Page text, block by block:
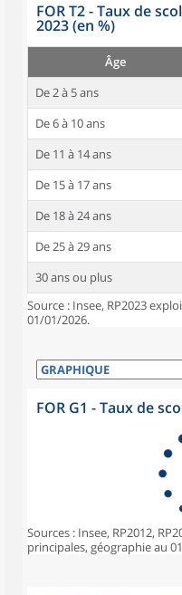
FOR T2 - Taux de
2023 (en %)
Âge
De 2 à 5 ans
De 6 à 10 ans
De 11 à 14 ans
De 15 à 17 ans
De 18 à 24 ans
De 25 à 29 ans
30 ans ou plus
Source : Insee, RP2023
01/01/2026.
FOR G1 - Taux de
Sources : Insee, RP2012,
principales, géographie au